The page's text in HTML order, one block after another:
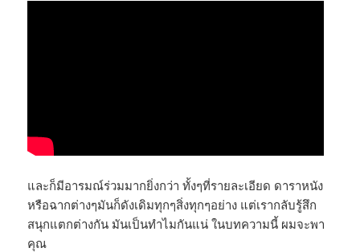
และก็มีอารมณ์ร่วมมากยิ่งกว่า ทั้งๆที่รายละเอียด ดาราหนัง
หรือฉากต่างๆมันก็ดังเดิมทุกๆสิ่งทุกๆอย่าง แต่เรากลับรู้สึก
สนุกแตกต่างกัน มันเป็นทำไมกันแน่ ในบทความนี้ ผมจะพา
คุณ